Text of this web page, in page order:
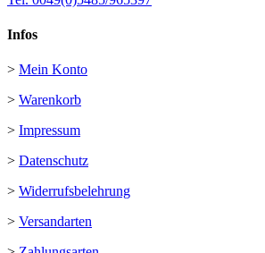
Infos
> Mein Konto
> Warenkorb
> Impressum
> Datenschutz
> Widerrufsbelehrung
> Versandarten